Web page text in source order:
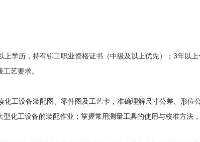
上学历，持有铆工职业资格证书（中级及以上优先）；3年以
艺要求。
化工设备装配图、零件图及工艺卡，准确理解尺寸公差、形位
化工设备的装配作业；掌握常用测量工具的使用与校准方法